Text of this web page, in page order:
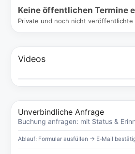
Keine öffentlichen Termine
Private und noch nicht
Videos
Unverbindliche Anfrage
Buchung anfragen: mit Status &
Ablauf: Formular ausfüllen → E‑Mail